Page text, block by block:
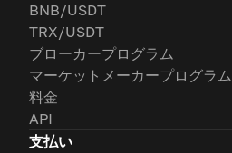
BNB/USDT
TRX/USDT
ブローカープログラム
マーケットメーカープログラム
料金
API
支払い